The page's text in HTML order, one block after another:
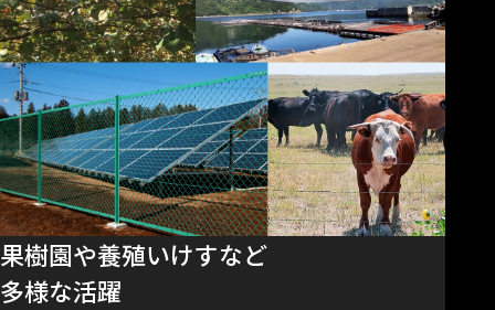
果樹園や養殖いけすなど
多様な活躍